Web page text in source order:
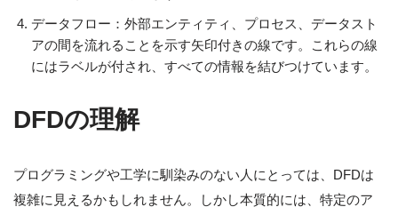
データフロー：外部エンティティ、プロセス、データスト
アの間を流れることを示す矢印付きの線です。これらの線
にはラベルが付され、すべての情報を結びつけています。
DFDの理解
プログラミングや工学に馴染みのない人にとっては、DFDは
複雑に見えるかもしれません。しかし本質的には、特定のア